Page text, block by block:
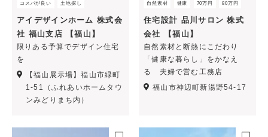
コスパが良い 土地探し
アイデザインホーム 株式会
社 福山支店 【福山】
限りある予算でデザイン住宅
を
【福山展示場】福山市緑町
1-51（ふれあいホームタウ
ンみどりまち内）
自然素材 健康 70万円 80万円
住宅設計 品川サロン 株式
会社 【福山】
自然素材と断熱にこだわり
「健康な暮らし」をかなえ
る 夫婦で営む工務店
福山市神辺町新湯野54-17